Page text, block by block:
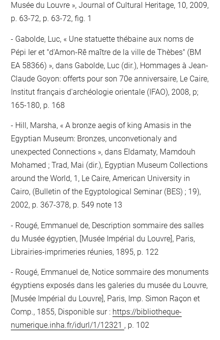
Musée du Louvre », Journal of Cultural Heritage, 10, 2009,
p. 63-72, p. 63-72, fig. 1
Gabolde, Luc, « Une statuette thébaine aux noms de
Pépi Ier et "d'Amon-Rê maître de la ville de Thèbes" (BM
EA 58366) », dans Gabolde, Luc (dir.), Hommages à Jean-
Claude Goyon: offerts pour son 70e anniversaire, Le Caire,
Institut français d'archéologie orientale (IFAO), 2008, p;
165-180, p. 168
Hill, Marsha, « A bronze aegis of king Amasis in the
Egyptian Museum: Bronzes, unconvetionaly and
unexpected Connections », dans Eldamaty, Mamdouh
Mohamed ; Trad, Mai (dir.), Egyptian Museum Collections
around the World, 1, Le Caire, American University in
Cairo, (Bulletin of the Egyptological Seminar (BES) ; 19),
2002, p. 367-378, p. 549 note 13
Rougé, Emmanuel de, Description sommaire des salles
du Musée égyptien, [Musée Impérial du Louvre], Paris,
Librairies-imprimeries réunies, 1895, p. 122
Rougé, Emmanuel de, Notice sommaire des monuments
égyptiens exposés dans les galeries du musée du Louvre,
[Musée Impérial du Louvre], Paris, Imp. Simon Raçon et
Comp., 1855, Disponible sur : https://bibliotheque-
numerique.inha.fr/idurl/1/12321 , p. 102